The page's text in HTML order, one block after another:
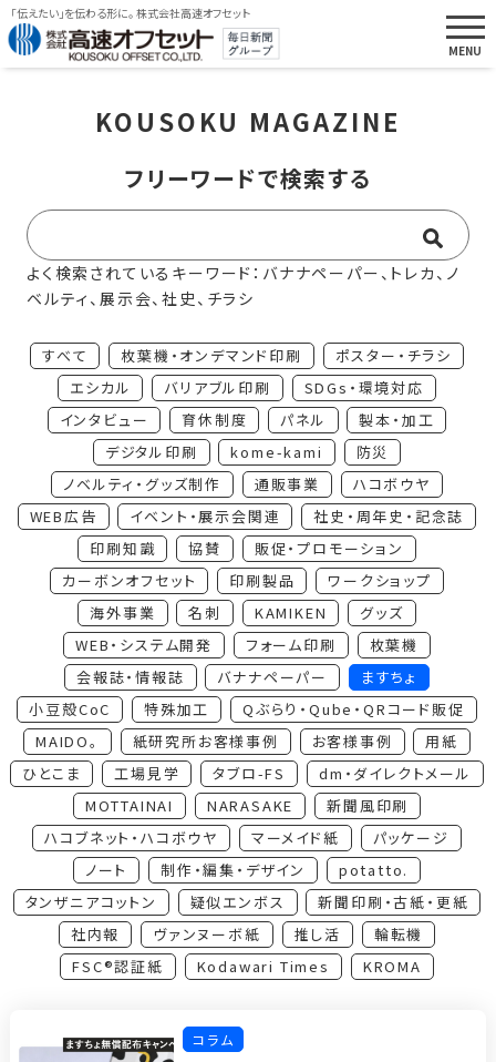
「伝えたい」を伝わる形に。 株式会社高速オフセット
KOUSOKU MAGAZINE
フリーワードで検索する
よく検索されているキーワード：バナナペーパー、トレカ、ノ
ベルティ、展示会、社史、チラシ
すべて 枚葉機・オンデマンド印刷
ポスター・チラシ
エシカル
バリアブル印刷
SDGs・環境対応
インタビュー
育休制度 パネル
製本・加工
デジタル印刷
kome-kami
防災
ノベルティ・グッズ制作
通販事業
ハコボウヤ
WEB広告
イベント・展示会関連
社史・周年史・記念誌
印刷知識
協賛
販促・プロモーション
カーボンオフセット
印刷製品
ワークショップ
海外事業
名刺 KAMIKEN
グッズ
WEB・システム開発
フォーム印刷
枚葉機
会報誌・情報誌
バナナペーパー
ますちょ
小豆殻CoC
特殊加工
Qぶらり・Qube・QRコード販促
MAIDO。
紙研究所お客様事例 お客様事例
用紙
ひとこま
工場見学 タブロ-FS
dm・ダイレクトメール
MOTTAINAI
NARASAKE
新聞風印刷
ハコブネット・ハコボウヤ
マーメイド紙
パッケージ
ノート
制作・編集・デザイン
potatto.
タンザニアコットン
疑似エンボス
新聞印刷・古紙・更紙
社内報
ヴァンヌーボ紙 推し活
輪転機
FSC®認証紙
Kodawari Times KROMA
コラム